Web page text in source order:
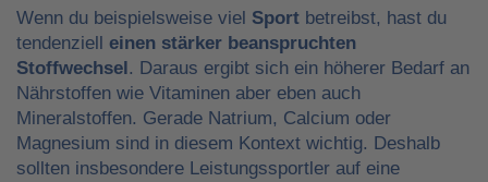
Wenn du beispielsweise viel Sport betreibst, hast du
tendenziell einen stärker beanspruchten
Stoffwechsel. Daraus ergibt sich ein höherer Bedarf an
Nährstoffen wie Vitaminen aber eben auch
Mineralstoffen. Gerade Natrium, Calcium oder
Magnesium sind in diesem Kontext wichtig. Deshalb
sollten insbesondere Leistungssportler auf eine